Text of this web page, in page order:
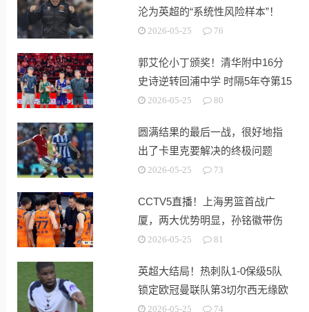
沦为英超的“系统性风险样本”！
2026-05-25 76
郭艾伦小丁颁奖！清华附中16分
史诗逆转回浦中学 时隔5年夺第15
冠2026-05-25 80
圆满结果的最后一战，很好地指
出了卡里克要解决的终极问题
2026-05-25 73
CCTV5直播！上海男篮首战广
厦，两大优势明显，孙铭徽带伤
出战！
2026-05-25 81
英超大结局！热刺队1-0保级5队
锁定欧冠曼联队第3切尔西无缘欧
战2026-05-25 74